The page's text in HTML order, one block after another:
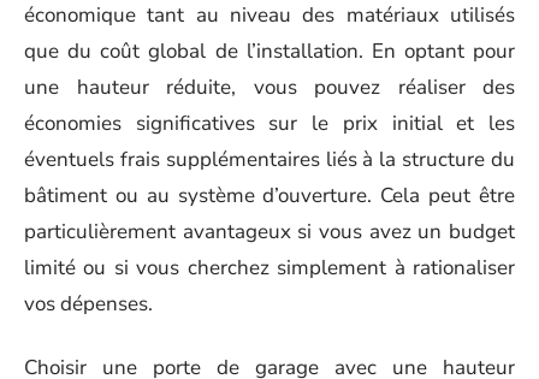
économique tant au niveau des matériaux utilisés
que du coût global de l’installation. En optant pour
une hauteur réduite, vous pouvez réaliser des
économies significatives sur le prix initial et les
éventuels frais supplémentaires liés à la structure du
bâtiment ou au système d’ouverture. Cela peut être
particulièrement avantageux si vous avez un budget
limité ou si vous cherchez simplement à rationaliser
vos dépenses.
Choisir une porte de garage avec une hauteur